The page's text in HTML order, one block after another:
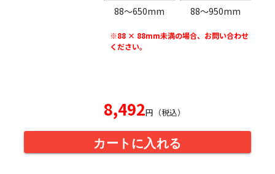
88〜650mm
88〜950mm
※88 × 88mm未満の場合、お問い合わせ
ください。
8,492円（税込）
カートに入れる